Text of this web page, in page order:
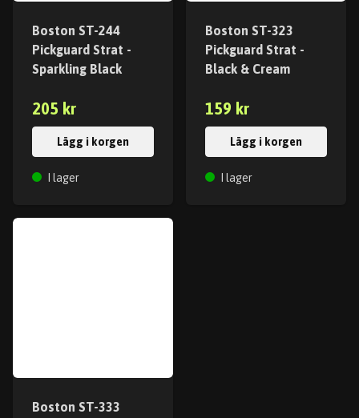
Boston ST-244
Pickguard Strat -
Sparkling Black
205 kr
Lägg i korgen
I lager
Boston ST-323
Pickguard Strat -
Black & Cream
159 kr
Lägg i korgen
I lager
Boston ST-333